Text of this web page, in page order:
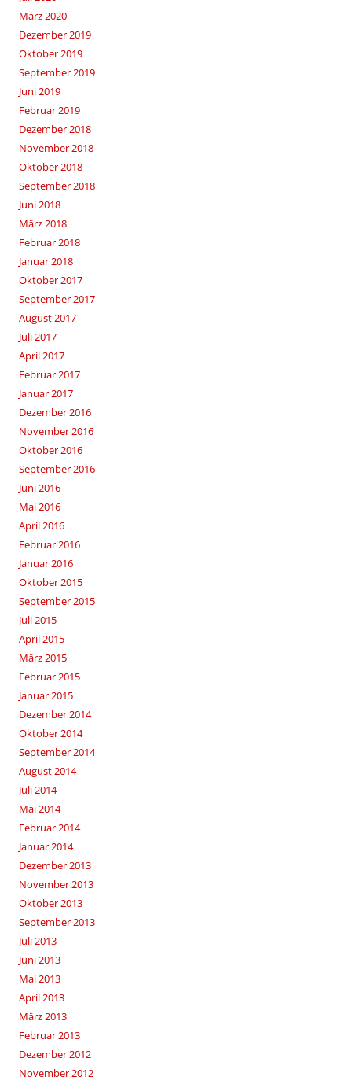
März 2020
Dezember 2019
Oktober 2019
September 2019
Juni 2019
Februar 2019
Dezember 2018
November 2018
Oktober 2018
September 2018
Juni 2018
März 2018
Februar 2018
Januar 2018
Oktober 2017
September 2017
August 2017
Juli 2017
April 2017
Februar 2017
Januar 2017
Dezember 2016
November 2016
Oktober 2016
September 2016
Juni 2016
Mai 2016
April 2016
Februar 2016
Januar 2016
Oktober 2015
September 2015
Juli 2015
April 2015
März 2015
Februar 2015
Januar 2015
Dezember 2014
Oktober 2014
September 2014
August 2014
Juli 2014
Mai 2014
Februar 2014
Januar 2014
Dezember 2013
November 2013
Oktober 2013
September 2013
Juli 2013
Juni 2013
Mai 2013
April 2013
März 2013
Februar 2013
Dezember 2012
November 2012